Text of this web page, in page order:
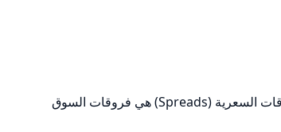
بما أن التداول يتم في بورصات مركزية (CME)، فإن الفروقات السعرية (Spreads) هي فروقات السوق